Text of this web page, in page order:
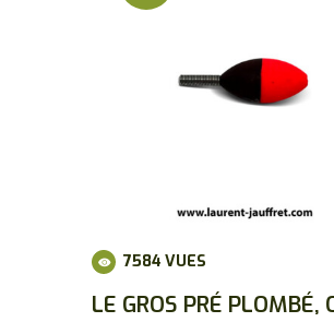
7584 VUES
LE GROS PRÉ PLOMBÉ,